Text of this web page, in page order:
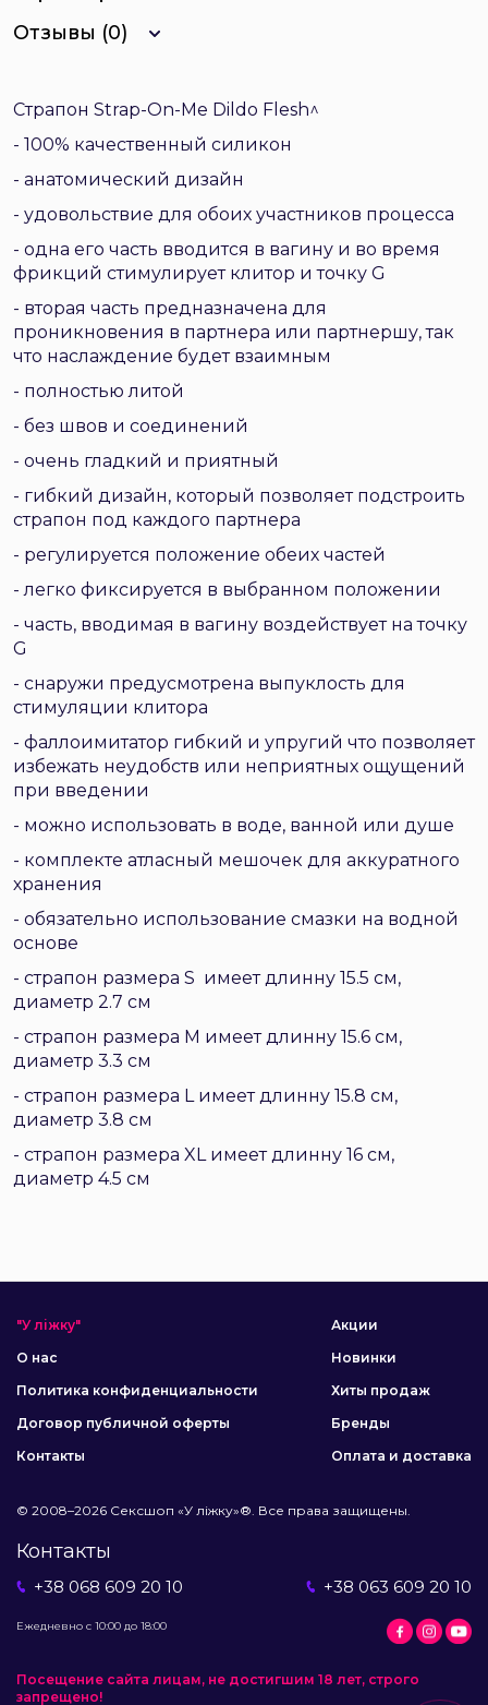
Отзывы (0)
Страпон Strap-On-Me Dildo Flesh^
- 100% качественный силикон
- анатомический дизайн
- удовольствие для обоих участников процесса
- одна его часть вводится в вагину и во время
фрикций стимулирует клитор и точку G
- вторая часть предназначена для
проникновения в партнера или партнершу, так
что наслаждение будет взаимным
- полностью литой
- без швов и соединений
- очень гладкий и приятный
- гибкий дизайн, который позволяет подстроить
страпон под каждого партнера
- регулируется положение обеих частей
- легко фиксируется в выбранном положении
- часть, вводимая в вагину воздействует на точку
G
- снаружи предусмотрена выпуклость для
стимуляции клитора
- фаллоимитатор гибкий и упругий что позволяет
избежать неудобств или неприятных ощущений
при введении
- можно использовать в воде, ванной или душе
- комплекте атласный мешочек для аккуратного
хранения
- обязательно использование смазки на водной
основе
- страпон размера S имеет длинну 15.5 см,
диаметр 2.7 см
- страпон размера М имеет длинну 15.6 см,
диаметр 3.3 см
- страпон размера L имеет длинну 15.8 см,
диаметр 3.8 см
- страпон размера XL имеет длинну 16 см,
диаметр 4.5 см
"У ліжку"
О нас
Политика конфиденциальности
Договор публичной оферты
Контакты
Акции
Новинки
Хиты продаж
Бренды
Оплата и доставка
© 2008–2026 Сексшоп «У ліжку»®. Все права защищены.
Контакты
+38 068 609 20 10 +38 063 609 20 10
Ежедневно с 10:00 до 18:00
Посещение сайта лицам, не достигшим 18 лет, строго
запрещено!